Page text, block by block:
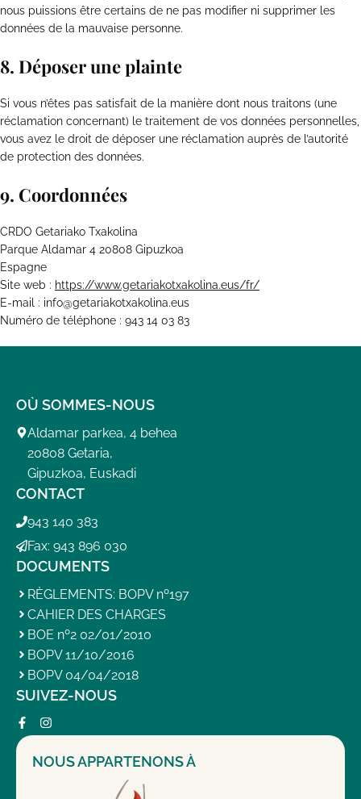
nous puissions être certains de ne pas modifier ni supprimer les
données de la mauvaise personne.
8. Déposer une plainte
Si vous n’êtes pas satisfait de la manière dont nous traitons (une
réclamation concernant) le traitement de vos données personnelles,
vous avez le droit de déposer une réclamation auprès de l’autorité
de protection des données.
9. Coordonnées
CRDO Getariako Txakolina
Parque Aldamar 4 20808 Gipuzkoa
Espagne
Site web : https://www.getariakotxakolina.eus/fr/
E-mail : info@getariakotxakolina.eus
Numéro de téléphone : 943 14 03 83
OÙ SOMMES-NOUS
Aldamar parkea, 4 behea
20808 Getaria,
Gipuzkoa, Euskadi
CONTACT
943 140 383
Fax: 943 896 030
DOCUMENTS
RÈGLEMENTS: BOPV nº197
CAHIER DES CHARGES
BOE nº2 02/01/2010
BOPV 11/10/2016
BOPV 04/04/2018
SUIVEZ-NOUS
NOUS APPARTENONS À